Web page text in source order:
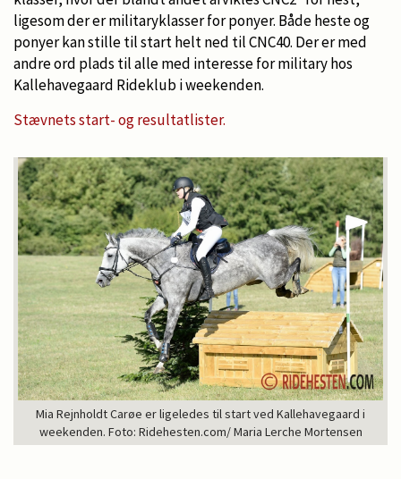
ligesom der er militaryklasser for ponyer. Både heste og
ponyer kan stille til start helt ned til CNC40. Der er med
andre ord plads til alle med interesse for military hos
Kallehavegaard Rideklub i weekenden.
Stævnets start- og resultatlister.
Mia Rejnholdt Carøe er ligeledes til start ved Kallehavegaard i
weekenden. Foto: Ridehesten.com/ Maria Lerche Mortensen